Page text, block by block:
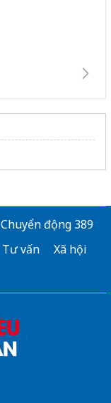
Chuyển động 389
Tư vấn
Xã hội